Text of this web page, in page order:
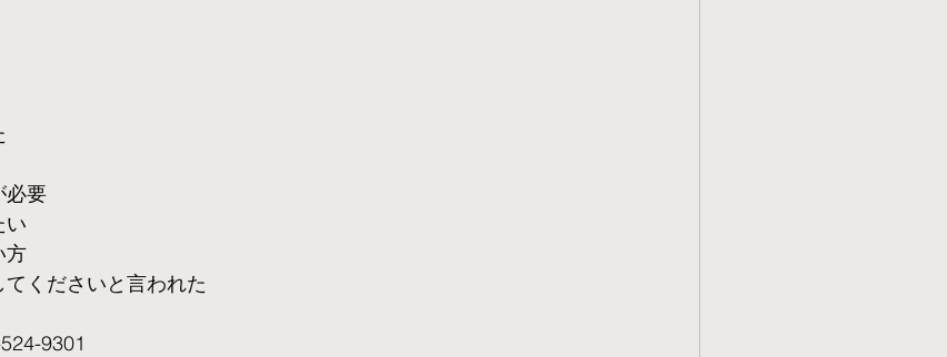
必要
い
方
てくださいと言われた
9301